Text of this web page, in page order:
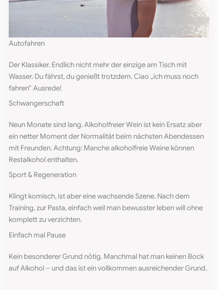
Autofahren
Der Klassiker. Endlich nicht mehr der einzige am Tisch mit
Wasser. Du fährst, du genießt trotzdem. Ciao „ich muss noch
fahren“ Ausrede!
Schwangerschaft
Neun Monate sind lang. Alkoholfreier Wein ist kein Ersatz aber
ein netter Moment der Normalität beim nächsten Abendessen
mit Freunden. Achtung: Manche alkoholfreie Weine können
Restalkohol enthalten.
Sport & Regeneration
Klingt komisch, ist aber eine wachsende Szene. Nach dem
Training, zur Pasta, einfach weil man bewusster leben will ohne
komplett zu verzichten.
Einfach mal Pause
Kein besonderer Grund nötig. Manchmal hat man keinen Bock
auf Alkohol – und das ist ein vollkommen ausreichender Grund.